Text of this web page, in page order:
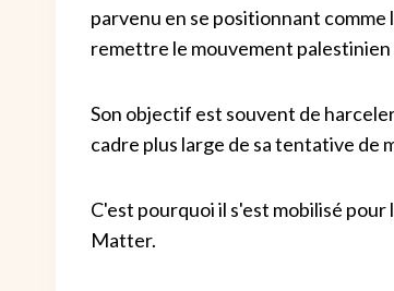
parvenu en se positionnant
remettre le mouvement palestinien
Son objectif est souvent de
cadre plus large de sa tentative de
C'est pourquoi il s'est mobilisé
Matter.